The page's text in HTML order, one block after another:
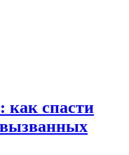
как спасти
вызванных